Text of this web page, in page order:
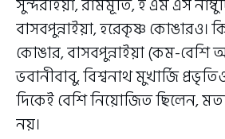
সুন্দরাইয়া, রামমূর্তি, ই এম এস
বাসবপুন্নাইয়া, হরেকৃষ্ণ কোঙারও।
কোঙার, বাসবপুন্নাইয়া (কম-বেশি
ভবানীবাবু, বিশ্বনাথ মুখার্জি
দিকেই বেশি নিয়োজিত ছিলেন,
নয়।